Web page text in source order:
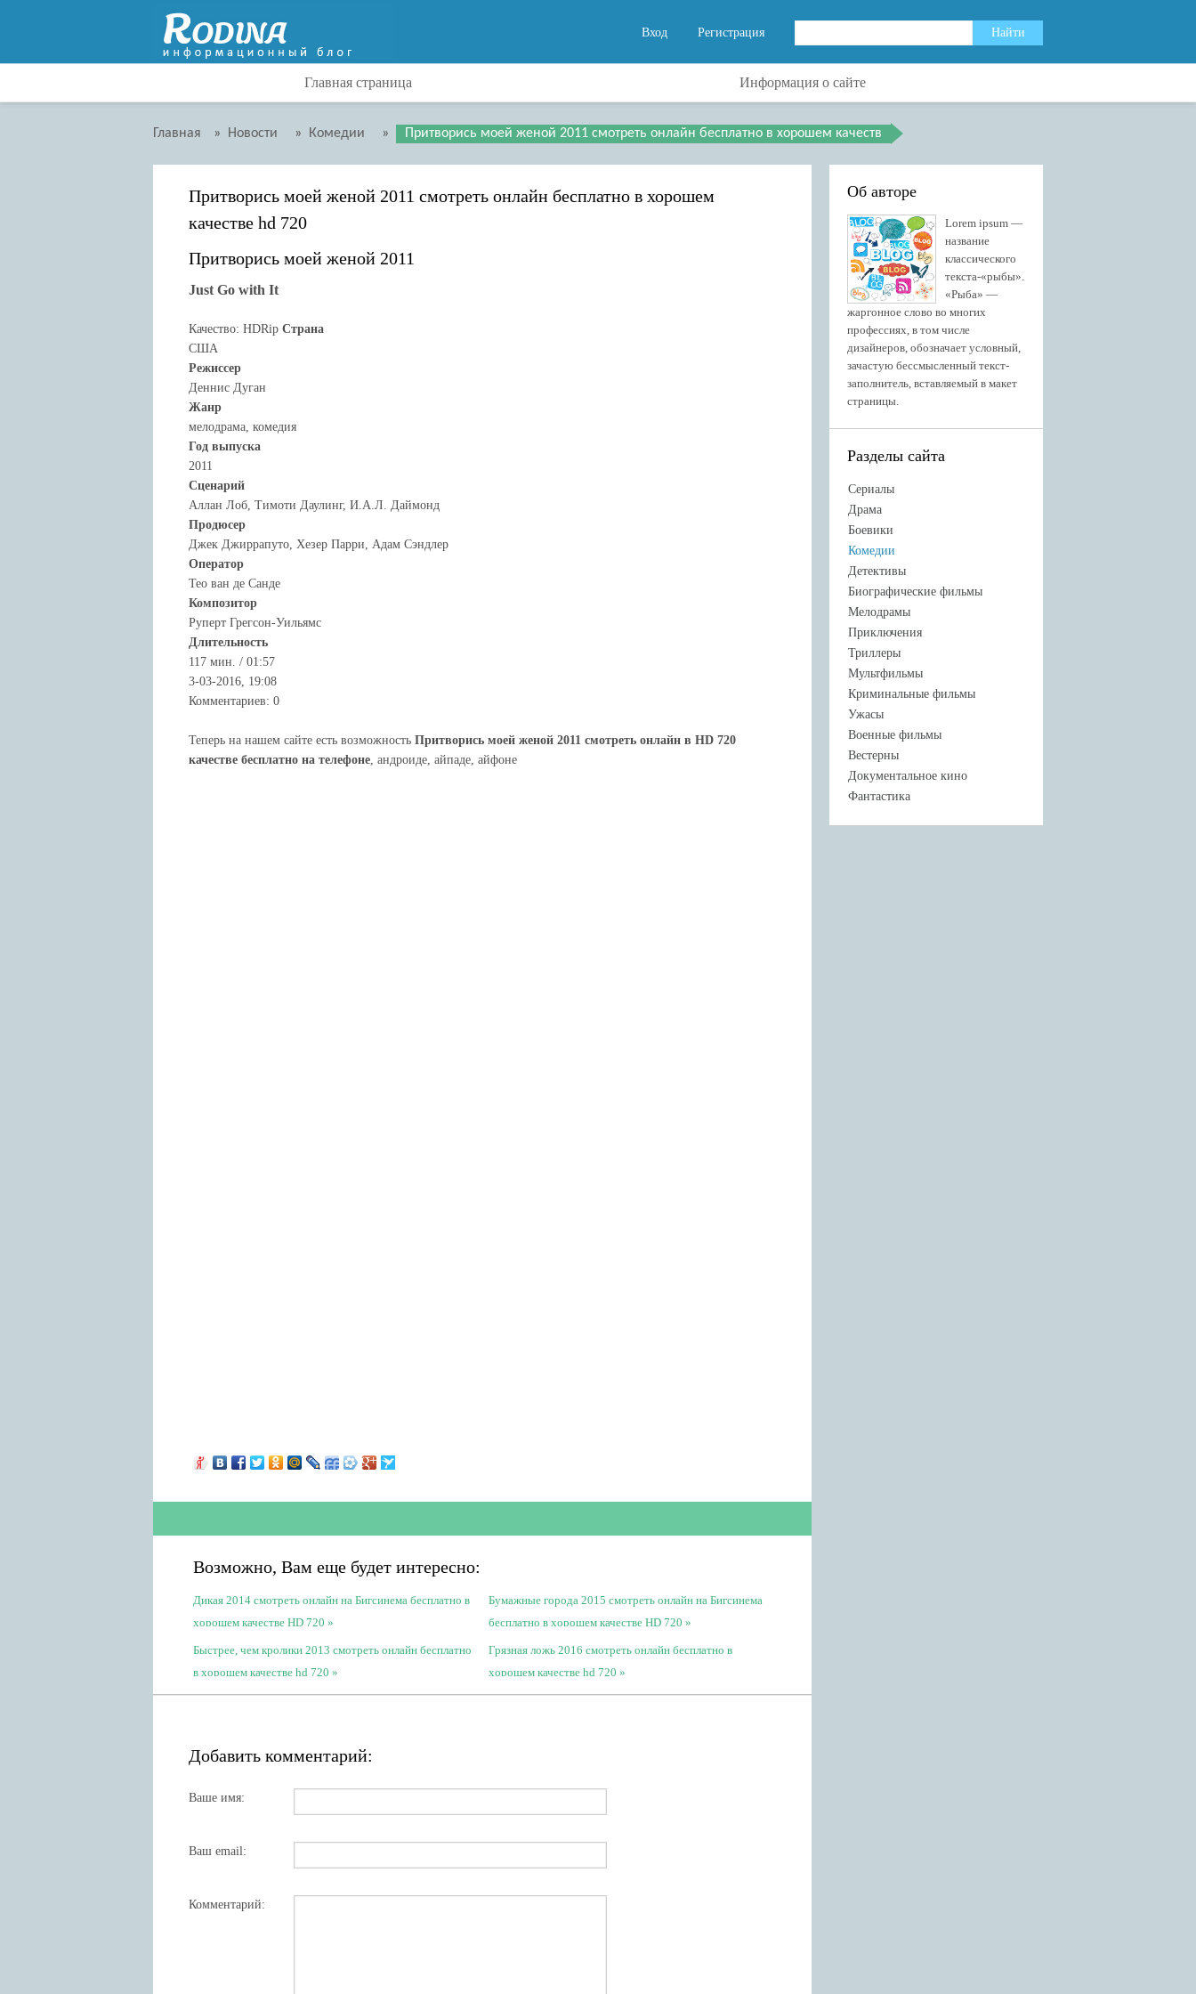
Вход Регистрация
Главная страница Информация о сайте
Главная » Новости » Комедии » Притворись моей женой 2011 смотреть онлайн бесплатно в хорошем качеств
Притворись моей женой 2011 смотреть онлайн бесплатно в хорошем
качестве hd 720
Притворись моей женой 2011
Just Go with It
Качество: HDRip Страна
США
Режиссер
Деннис Дуган
Жанр
мелодрама, комедия
Год выпуска
2011
Сценарий
Аллан Лоб, Тимоти Даулинг, И.А.Л. Даймонд
Продюсер
Джек Джиррапуто, Хезер Парри, Адам Сэндлер
Оператор
Тео ван де Санде
Композитор
Руперт Грегсон-Уильямс
Длительность
117 мин. / 01:57
3-03-2016, 19:08
Комментариев: 0
Теперь на нашем сайте есть возможность Притворись моей женой 2011 смотреть онлайн в HD 720
качестве бесплатно на телефоне, андроиде, айпаде, айфоне
Возможно, Вам еще будет интересно:
Дикая 2014 смотреть онлайн на Бигсинема бесплатно в
хорошем качестве HD 720
Бумажные города 2015 смотреть онлайн на Бигсинема
бесплатно в хорошем качестве HD 720
Быстрее, чем кролики 2013 смотреть онлайн бесплатно
в хорошем качестве hd 720
Грязная ложь 2016 смотреть онлайн бесплатно в
хорошем качестве hd 720
Добавить комментарий:
Ваше имя:
Ваш email:
Комментарий:
Об авторе
Lorem ipsum —
название
классического
текста-«рыбы».
«Рыба» —
жаргонное слово во многих
профессиях, в том числе
дизайнеров, обозначает условный,
зачастую бессмысленный текст-
заполнитель, вставляемый в макет
страницы.
Разделы сайта
Сериалы
Драма
Боевики
Комедии
Детективы
Биографические фильмы
Мелодрамы
Приключения
Триллеры
Мультфильмы
Криминальные фильмы
Ужасы
Военные фильмы
Вестерны
Документальное кино
Фантастика